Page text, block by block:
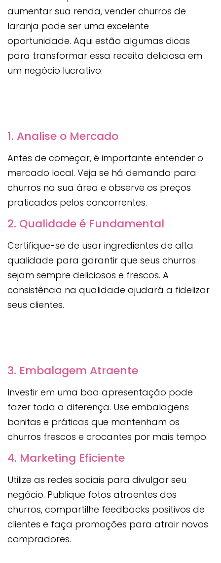
aumentar sua renda, vender churros de
laranja pode ser uma excelente
oportunidade. Aqui estão algumas dicas
para transformar essa receita deliciosa em
um negócio lucrativo:
1. Analise o Mercado
Antes de começar, é importante entender o
mercado local. Veja se há demanda para
churros na sua área e observe os preços
praticados pelos concorrentes.
2. Qualidade é Fundamental
Certifique-se de usar ingredientes de alta
qualidade para garantir que seus churros
sejam sempre deliciosos e frescos. A
consistência na qualidade ajudará a fidelizar
seus clientes.
3. Embalagem Atraente
Investir em uma boa apresentação pode
fazer toda a diferença. Use embalagens
bonitas e práticas que mantenham os
churros frescos e crocantes por mais tempo.
4. Marketing Eficiente
Utilize as redes sociais para divulgar seu
negócio. Publique fotos atraentes dos
churros, compartilhe feedbacks positivos de
clientes e faça promoções para atrair novos
compradores.